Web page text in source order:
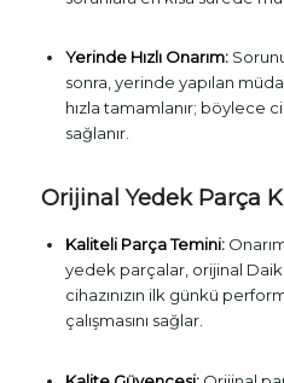
Yerinde Hızlı Onarım:
sonra, yerinde yapılan
hızla tamamlanır; böylece
sağlanır.
Orijinal Yedek Parça
Kaliteli Parça Temini:
yedek parçalar, orijinal
cihazınızın ilk günkü
çalışmasını sağlar.